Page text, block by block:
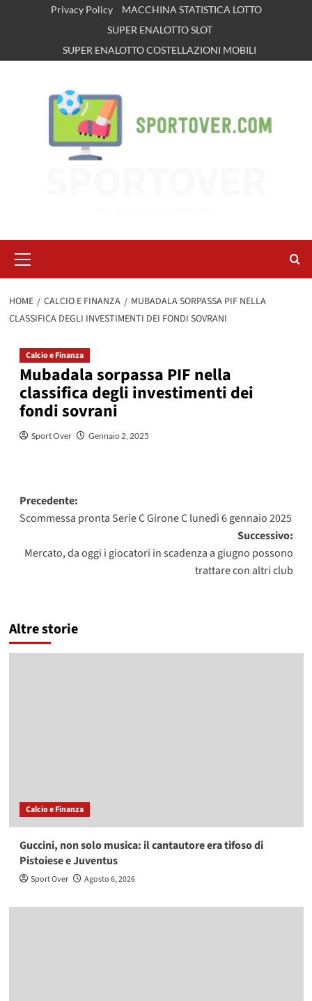
Privacy Policy
MACCHINA STATISTICA LOTTO
SUPER ENALOTTO SLOT
SUPER ENALOTTO COSTELLAZIONI MOBILI
principale
HOME CALCIO E FINANZA
MUBADALA SORPASSA PIF NELLA
CLASSIFICA DEGLI INVESTIMENTI DEI FONDI SOVRANI
Calcio e Finanza
Mubadala sorpassa PIF nella
classifica degli investimenti dei
fondi sovrani
Sport Over Gennaio 2, 2025
Navigazione
articolo
Precedente:
Scommessa pronta Serie C Girone C lunedì 6 gennaio 2025
Successivo:
Mercato, da oggi i giocatori in scadenza a giugno possono
trattare con altri club
Altre storie
Calcio e Finanza
Guccini, non solo musica: il cantautore era tifoso di
Pistoiese e Juventus
Sport Over Agosto 6, 2026